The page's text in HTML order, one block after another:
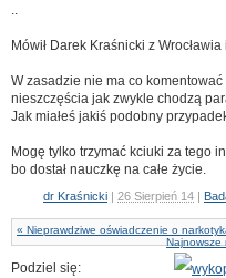
..
Mówił Darek Kraśnicki z
W zasadzie nie ma co
nieszczęścia jak zwykle chodzą
Jak miałeś jakiś podobny
Mogę tylko trzymać kciuki za tego
bo dostał nauczkę na całe życie.
dr Kraśnicki 26 Sierpień 14
« Nieprawdziwe oświadczenie o
Najnowsze
Podziel się: